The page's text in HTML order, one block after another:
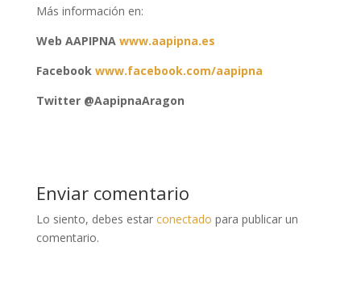
Más información en:
Web AAPIPNA www.aapipna.es
Facebook www.facebook.com/aapipna
Twitter @AapipnaAragon
Enviar comentario
Lo siento, debes estar conectado para publicar un
comentario.